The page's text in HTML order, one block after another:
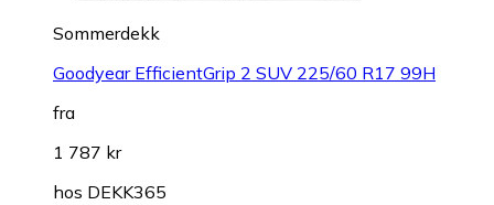
Sommerdekk
Goodyear EfficientGrip 2 SUV 225/60 R17 99H
fra
1 787 kr
hos DEKK365